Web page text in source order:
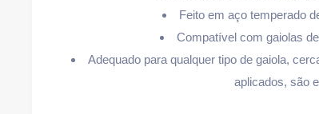
Feito em aço temperado
Compatível com gaiolas
Adequado para qualquer tipo de gaiola,
aplicados, são